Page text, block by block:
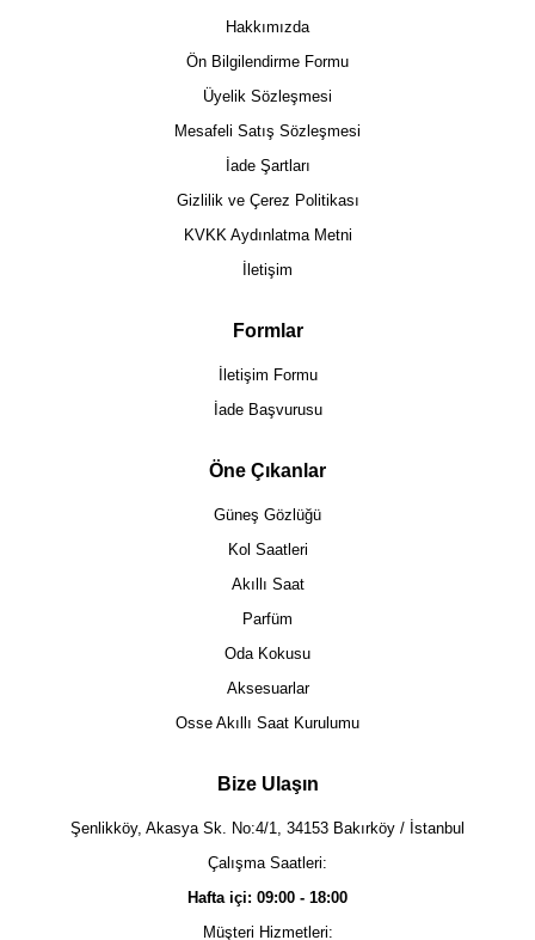
Hakkımızda
Ön Bilgilendirme Formu
Üyelik Sözleşmesi
Mesafeli Satış Sözleşmesi
İade Şartları
Gizlilik ve Çerez Politikası
KVKK Aydınlatma Metni
İletişim
Formlar
İletişim Formu
İade Başvurusu
Öne Çıkanlar
Güneş Gözlüğü
Kol Saatleri
Akıllı Saat
Parfüm
Oda Kokusu
Aksesuarlar
Osse Akıllı Saat Kurulumu
Bize Ulaşın
Şenlikköy, Akasya Sk. No:4/1, 34153 Bakırköy / İstanbul
Çalışma Saatleri:
Hafta içi: 09:00 - 18:00
Müşteri Hizmetleri: